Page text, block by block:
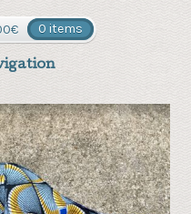
€ 0 items